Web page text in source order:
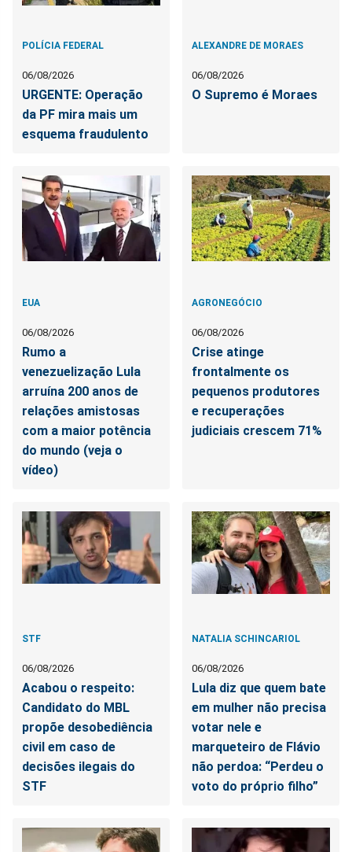
POLÍCIA FEDERAL
06/08/2026
URGENTE: Operação
da PF mira mais um
esquema fraudulento
ALEXANDRE DE MORAES
06/08/2026
O Supremo é Moraes
EUA
06/08/2026
Rumo a
venezuelização Lula
arruína 200 anos de
relações amistosas
com a maior potência
do mundo (veja o
vídeo)
AGRONEGÓCIO
06/08/2026
Crise atinge
frontalmente os
pequenos produtores
e recuperações
judiciais crescem 71%
STF
06/08/2026
Acabou o respeito:
Candidato do MBL
propõe desobediência
civil em caso de
decisões ilegais do
STF
NATALIA SCHINCARIOL
06/08/2026
Lula diz que quem bate
em mulher não precisa
votar nele e
marqueteiro de Flávio
não perdoa: “Perdeu o
voto do próprio filho”